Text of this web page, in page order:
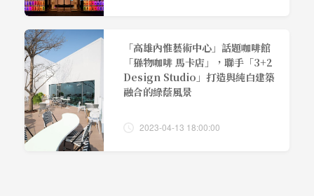
「高雄內惟藝術中心」話題咖啡館
「猻物咖啡 馬卡店」，聯手「3+2
Design Studio」打造與純白建築
融合的綠蔭風景
2023-04-13 18:00:00